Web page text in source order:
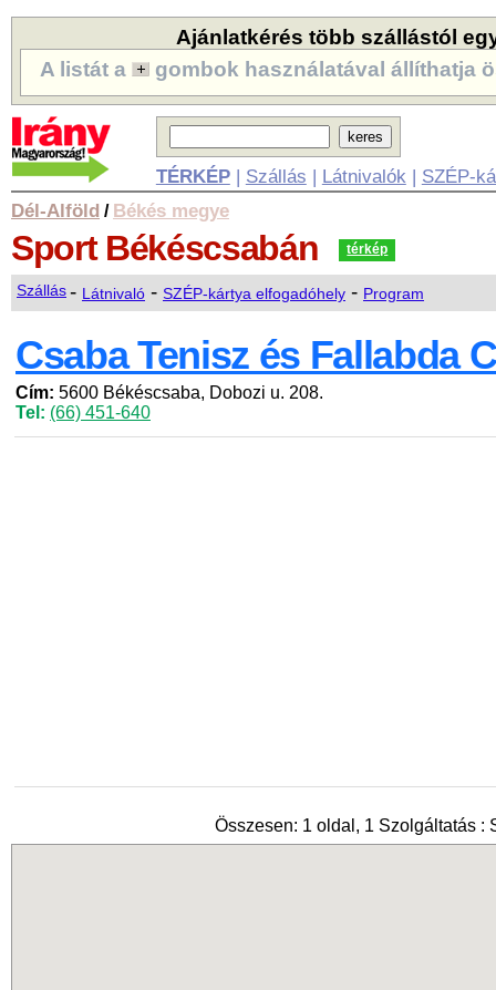
Ajánlatkérés több szállástól
A listát a
gombok használatával állíthatja
TÉRKÉP| Szállás | Látnivalók | SZÉP-
Dél-Alföld / Békés megye
Sport Békéscsabán térkép
Szállás- Látnivaló - SZÉP-kártya elfogadóhely - Program
Csaba Tenisz és Fallabda
Cím: 5600 Békéscsaba, Dobozi u. 208.
Tel: (66) 451-640
Összesen: 1 oldal, 1 Szolgáltatás :